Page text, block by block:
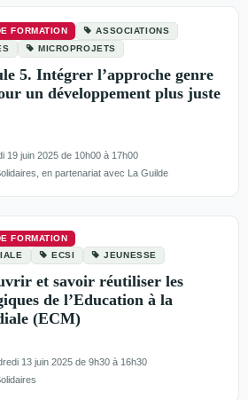
FORMATION
ASSOCIATIONS
MICROPROJETS
5. Intégrer l’approche genre
un développement plus juste
19 juin 2025 de 10h00 à 17h00
en partenariat avec La Guilde
FORMATION
ECSI JEUNESSE
et savoir réutiliser les
de l’Education à la
(ECM)
13 juin 2025 de 9h30 à 16h30